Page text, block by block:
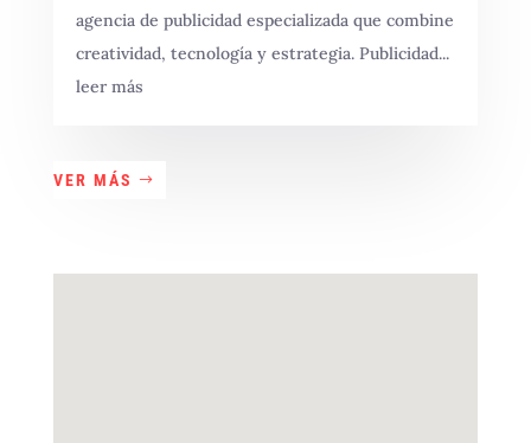
agencia de publicidad especializada que combine
creatividad, tecnología y estrategia. Publicidad...
leer más
VER MÁS